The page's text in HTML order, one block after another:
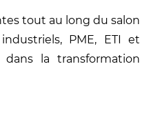
tout au long du salon
PME, ETI et
la transformation